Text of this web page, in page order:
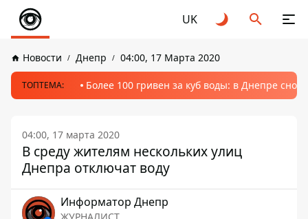
UK
Новости Днепр 04:00, 17 Марта 2020
ТОПТЕМА: Более 100 гривен за куб воды: в Днепре
04:00, 17 марта 2020
В среду жителям нескольких улиц
Днепра отключат воду
Информатор Днепр